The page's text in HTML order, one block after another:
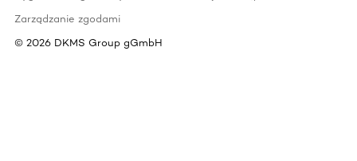
Zarządzanie zgodami
© 2026 DKMS Group gGmbH